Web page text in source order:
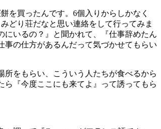
を買ったんです。 6個入りからしかなく
どり荘だなと思い連絡をして行ってみま
いるの？』と聞かれて、『仕事辞めたん
の仕方があるんだって気づかせてもらい
所をもらい、こういう人たちが食べるから
『今度ここにも来てよ』って誘ってもら